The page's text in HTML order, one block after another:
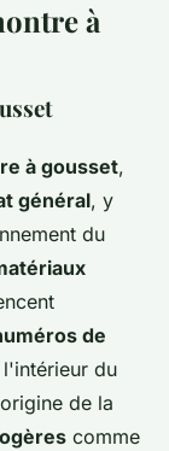
à
à gousset,
général, y
du
de
du
de la
comme